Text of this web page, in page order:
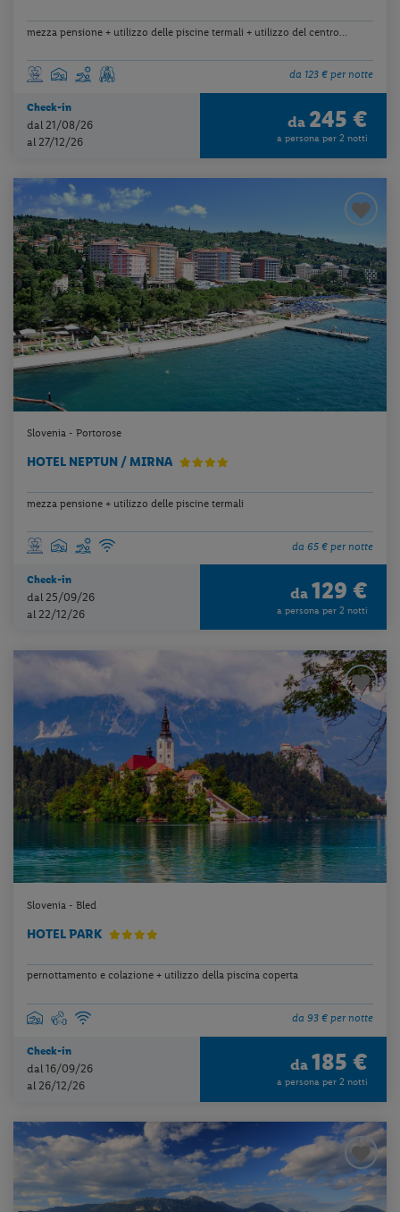
mezza pensione + utilizzo delle piscine termali + utilizzo del centro...
da 123 € per notte
Check-in
dal 21/08/26
al 27/12/26
da 245 €
a persona per 2 notti
Slovenia - Portorose
HOTEL NEPTUN / MIRNA
mezza pensione + utilizzo delle piscine termali
da 65 € per notte
Check-in
dal 25/09/26
al 22/12/26
da 129 €
a persona per 2 notti
Slovenia - Bled
HOTEL PARK
pernottamento e colazione + utilizzo della piscina coperta
da 93 € per notte
Check-in
dal 16/09/26
al 26/12/26
da 185 €
a persona per 2 notti